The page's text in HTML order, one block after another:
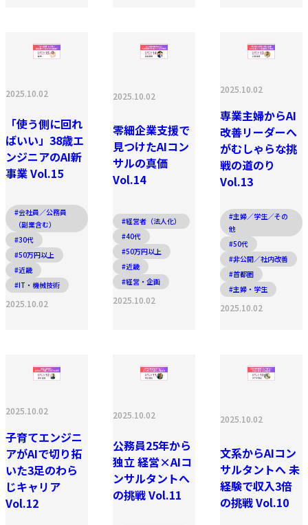
2025.10.02
「使う側に回れ
ばいい」38歳エ
ンジニアのAI新
事業 Vol.15
#会社員／公務員
（副業含む）
#30代
#50万円以上
#近畿
#IT・機械技術
2025.10.02
2025.10.02
零細企業支援で
見つけたAIコン
サルの真価
Vol.14
#経営者（法人化）
#40代
#50万円以上
#近畿
#経営・企画
2025.10.02
2025.10.02
専業主婦からAI
改善リーダーへ
がむしゃらな挑
戦の道のり
Vol.13
#主婦／学生／その
他
#50代
#非公開／社内改善
#首都圏
#主婦・学生
2025.10.02
2025.10.02
子育てエンジニ
アがAIで切り拓
いた3足のわら
じキャリア
Vol.12
2025.10.02
公務員25年から
独立 経営×AIコ
ンサルタントへ
の挑戦 Vol.11
2025.10.02
文系からAIコン
サルタントへ 未
経験で収入3倍
の挑戦 Vol.10